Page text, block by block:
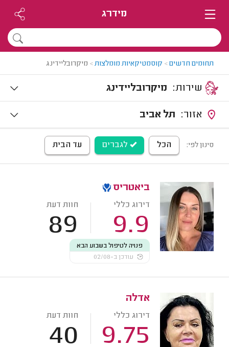
מידרג
תחומים חדשים> קוסמטיקאיות מומלצות> מיקרובליידינג
מיקרובליידינג
תל אביב
סינון לפי: הכל לגברים עד הבית
ביאטריס
דירוג כללי
9.9
חוות דעת
89
פנויה לטיפול בשבוע הבא
עודכן ב-02/08
אדלה
דירוג כללי
9.75
חוות דעת
40